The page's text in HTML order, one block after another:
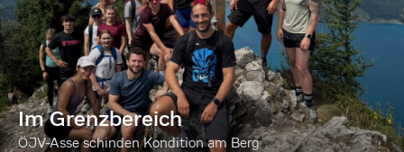
Im Grenzbereich
ÖJV-Asse schinden Kondition am Berg